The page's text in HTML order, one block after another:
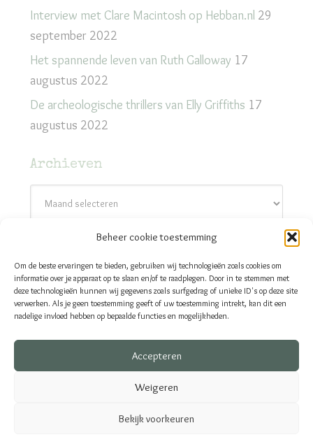
Beheer cookie toestemming
Om de beste ervaringen te bieden, gebruiken wij technologieën zoals cookies om
informatie over je apparaat op te slaan en/of te raadplegen. Door in te stemmen met
deze technologieën kunnen wij gegevens zoals surfgedrag of unieke ID's op deze site
verwerken. Als je geen toestemming geeft of uw toestemming intrekt, kan dit een
nadelige invloed hebben op bepaalde functies en mogelijkheden.
Accepteren
Weigeren
Bekijk voorkeuren
Interview met Clare Macintosh op Hebban.nl 29
september 2022
Het spannende leven van Ruth Galloway 17
augustus 2022
De archeologische thrillers van Elly Griffiths 17
augustus 2022
Archieven
Thrillers & Zo - Els Roes
E-mail:els@thrillersenzo.nl
CONTACT